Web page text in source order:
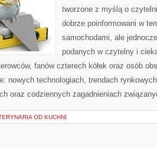
tworzone z myślą o
dobrze poinformowani w
samochodami, ale
podanych w czytelny i
fanów czterech kółek oraz osób
nowych technologiach, trendach
oraz codziennych zagadnieniach
OD KUCHNI